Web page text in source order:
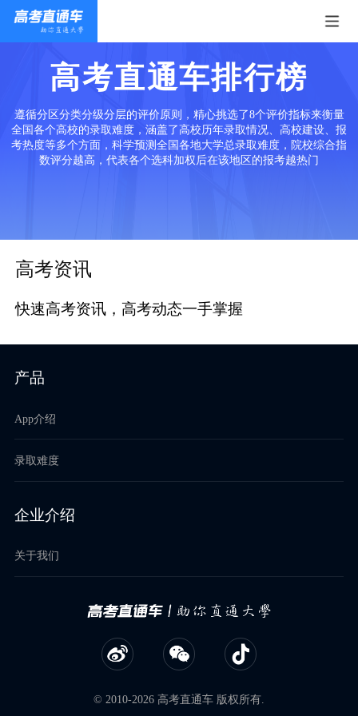
高考直通车排行榜
遵循分区分类分级分层的评价原则，精心挑选了8个评价指标来衡量
全国各个高校的录取难度，涵盖了高校历年录取情况、高校建设、报
考热度等多个方面，科学预测全国各地大学总录取难度，院校综合指
数评分越高，代表各个选科加权后在该地区的报考越热门
高考资讯
快速高考资讯，高考动态一手掌握
产品
App介绍
录取难度
企业介绍
关于我们
© 2010-2026 高考直通车 版权所有.